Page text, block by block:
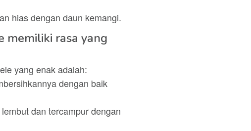
hias dengan daun kemangi.
memiliki rasa yang
yang enak adalah:
dengan baik
dan tercampur dengan